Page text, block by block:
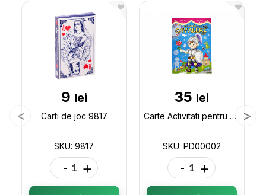
9 lei
Carti de joc 9817
SKU: 9817
- +
35 lei
Carte Activitati pentru cavaleri mici PD00002
SKU: PD00002
- +